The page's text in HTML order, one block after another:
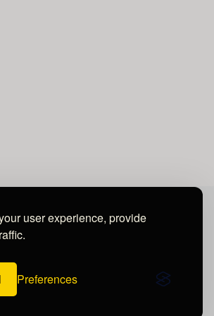
user experience, provide
Preferences